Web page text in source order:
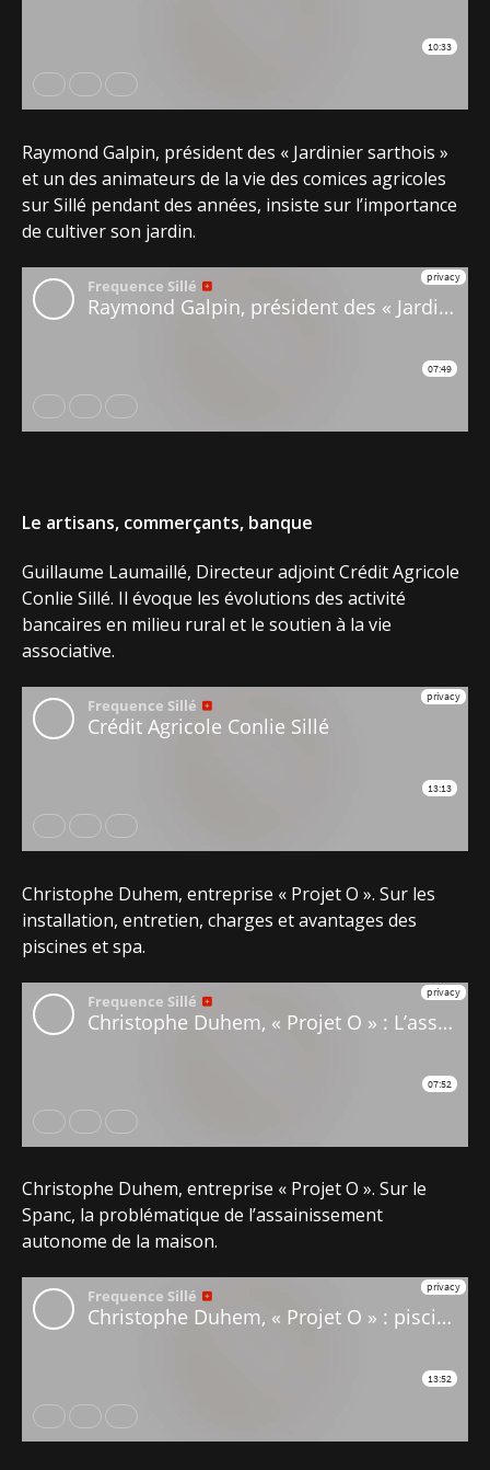
Raymond Galpin, président des « Jardinier sarthois »
et un des animateurs de la vie des comices agricoles
sur Sillé pendant des années, insiste sur l’importance
de cultiver son jardin.
Le artisans, commerçants, banque
Guillaume Laumaillé, Directeur adjoint Crédit Agricole
Conlie Sillé. Il évoque les évolutions des activité
bancaires en milieu rural et le soutien à la vie
associative.
Christophe Duhem, entreprise « Projet O ». Sur les
installation, entretien, charges et avantages des
piscines et spa.
Christophe Duhem, entreprise « Projet O ». Sur le
Spanc, la problématique de l’assainissement
autonome de la maison.